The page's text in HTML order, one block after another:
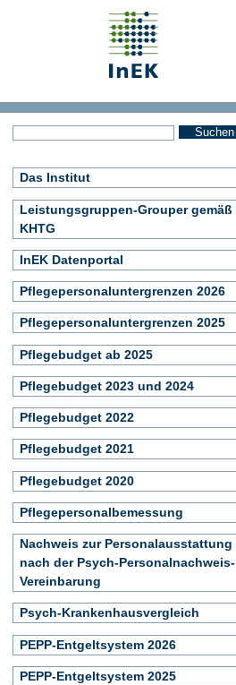
Das Institut
Leistungsgruppen-Grouper gemäß
KHTG
InEK Datenportal
Pflegepersonaluntergrenzen 2026
Pflegepersonaluntergrenzen 2025
Pflegebudget ab 2025
Pflegebudget 2023 und 2024
Pflegebudget 2022
Pflegebudget 2021
Pflegebudget 2020
Pflegepersonalbemessung
Nachweis zur Personalausstattung
nach der Psych-Personalnachweis-
Vereinbarung
Psych-Krankenhausvergleich
PEPP-Entgeltsystem 2026
PEPP-Entgeltsystem 2025